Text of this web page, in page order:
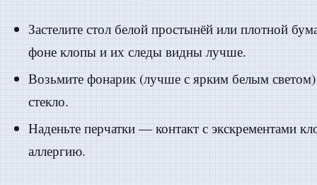
Застелите стол белой простынёй или плотной
фоне клопы и их следы видны лучше.
Возьмите фонарик (лучше с ярким белым светом)
стекло.
Наденьте перчатки — контакт с экскрементами
аллергию.